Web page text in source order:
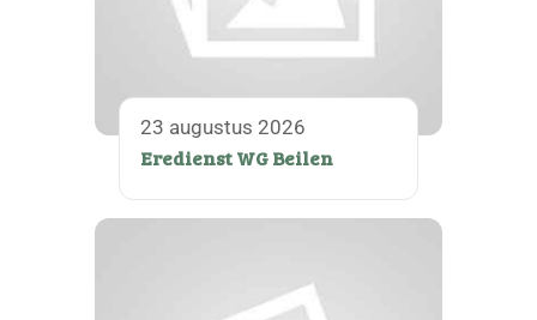
23 augustus 2026
Eredienst WG Beilen